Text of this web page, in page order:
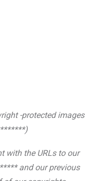
-protected images
with the URLs to our
and our previous